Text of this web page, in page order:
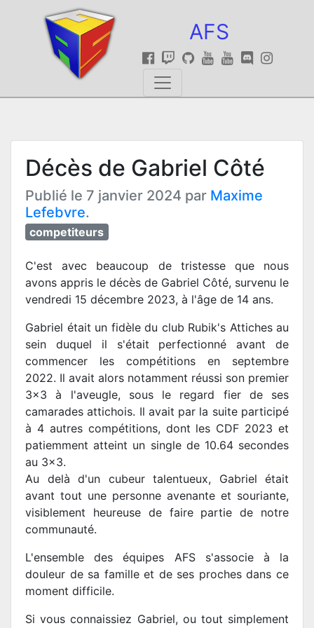
AFS
Décès de Gabriel Côté
Publié le 7 janvier 2024 par Maxime
Lefebvre.
competiteurs
C'est avec beaucoup de tristesse que nous
avons appris le décès de Gabriel Côté, survenu le
vendredi 15 décembre 2023, à l'âge de 14 ans.
Gabriel était un fidèle du club Rubik's Attiches au
sein duquel il s'était perfectionné avant de
commencer les compétitions en septembre
2022. Il avait alors notamment réussi son premier
3x3 à l'aveugle, sous le regard fier de ses
camarades attichois. Il avait par la suite participé
à 4 autres compétitions, dont les CDF 2023 et
patiemment atteint un single de 10.64 secondes
au 3x3.
Au delà d'un cubeur talentueux, Gabriel était
avant tout une personne avenante et souriante,
visiblement heureuse de faire partie de notre
communauté.
L'ensemble des équipes AFS s'associe à la
douleur de sa famille et de ses proches dans ce
moment difficile.
Si vous connaissiez Gabriel, ou tout simplement